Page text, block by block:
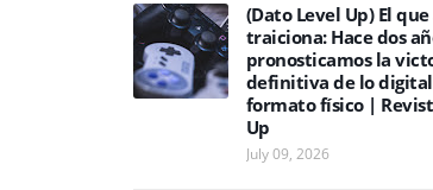
(Dato Level Up) El
traiciona: Hace dos
pronosticamos la
definitiva de lo
formato físico |
Up
July 09, 2026